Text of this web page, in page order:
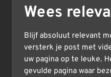
Wees
Blijf absoluut relevant
versterk je post met
uw pagina op te leuke.
gevulde pagina waar